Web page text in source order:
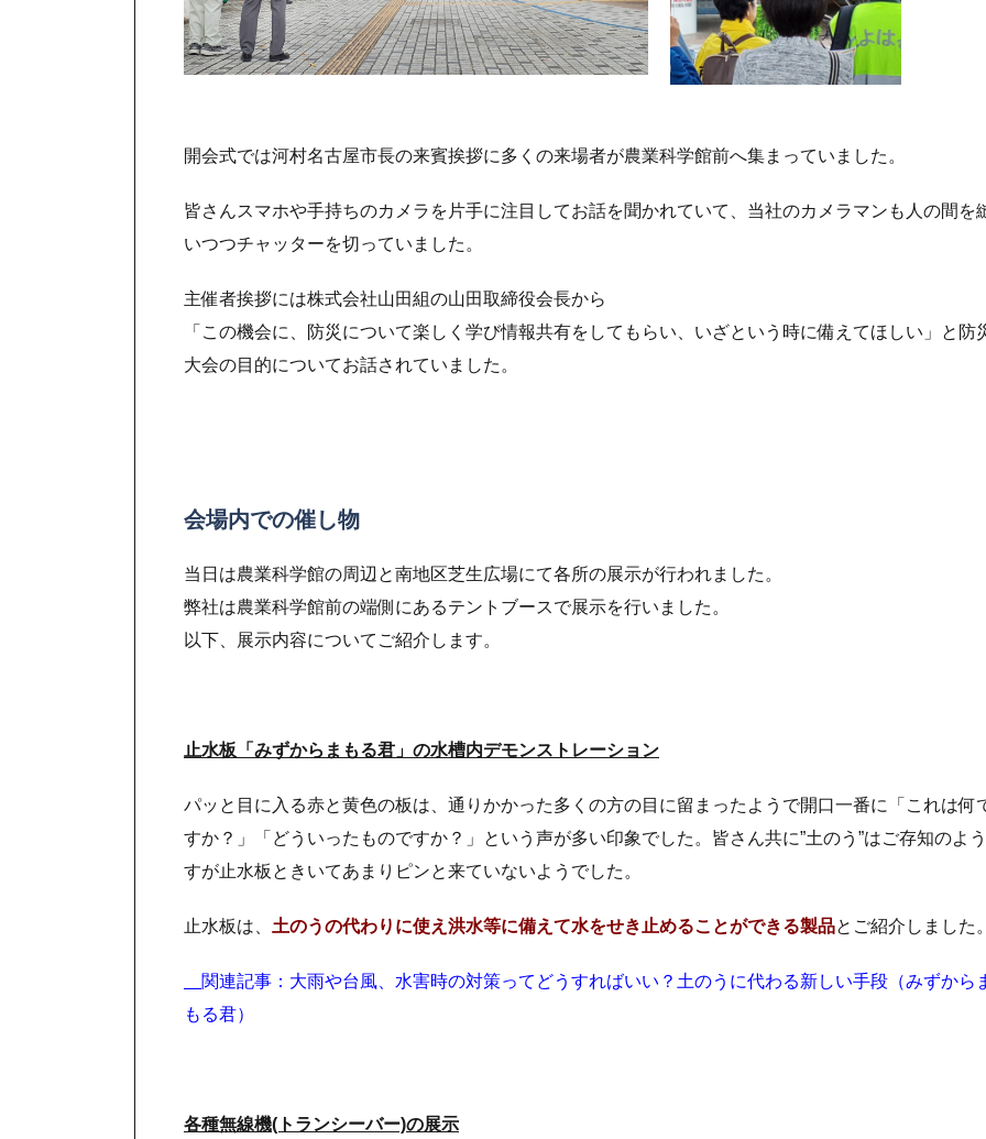
開会式では河村名古屋市長の来賓挨拶に多くの来場者が農業科学館前へ集まっていました。
皆さんスマホや手持ちのカメラを片手に注目してお話を聞かれていて、当社のカメラマンも人の間を
いつつチャッターを切っていました。
主催者挨拶には株式会社山田組の山田取締役会長から
「この機会に、防災について楽しく学び情報共有をしてもらい、いざという時に備えてほしい」と防
大会の目的についてお話されていました。
会場内での催し物
当日は農業科学館の周辺と南地区芝生広場にて各所の展示が行われました。
弊社は農業科学館前の端側にあるテントブースで展示を行いました。
以下、展示内容についてご紹介します。
止水板「みずからまもる君」の水槽内デモンストレーション
パッと目に入る赤と黄色の板は、通りかかった多くの方の目に留まったようで開口一番に「これは何
すか？」「どういったものですか？」という声が多い印象でした。皆さん共に”土のう”はご存知のよ
すが止水板ときいてあまりピンと来ていないようでした。
止水板は、 土のうの代わりに使え洪水等に備えて水をせき止めることができる製品とご紹介しました
関連記事：大雨や台風、水害時の対策ってどうすればいい？土のうに代わる新しい手段（みずから
もる君）
各種無線機(トランシーバー)の展示